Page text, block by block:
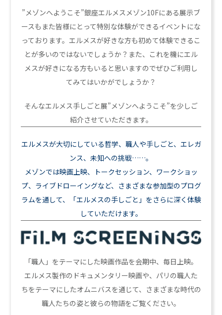
”メゾンへようこそ”銀座エルメスメゾン10Fにある展示ブ
ースもまた皆様にとって特別な体験ができるイベントにな
っております。エルメスが好きな方も初めて体験できるこ
とが多いのではないでしょうか？また、これを機にエル
メスが好きになる方もいると思いますのでぜひご利用し
てみてはいかがでしょうか？
そんなエルメス手しごと展”メゾンへようこそ”を少しご
紹介させていただきます。
エルメスが大切にしている哲学、職人や手しごと、エレガ
ンス、未知への挑戦……。
メゾンでは映画上映、トークセッション、ワークショッ
プ、ライブドローイングなど、さまざまな参加型のプログ
ラムを通して、「エルメスの手しごと」をさらに深く体験
していただけます。
「職人」をテーマにした映画作品を会期中、毎日上映。
エルメス製作のドキュメンタリー映画や、パリの職人た
ちをテーマにしたオムニバスを通じて、さまざまな時代の
職人たちの姿と彼らの物語をご覧ください。